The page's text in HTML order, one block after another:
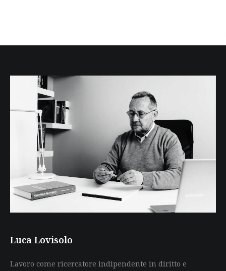
Luca Lovisolo
Lavoro come ricercatore indipendente in diritto e